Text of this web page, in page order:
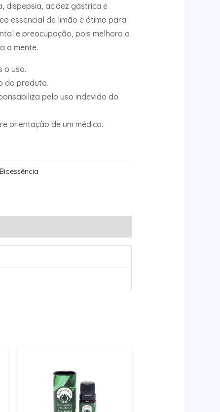
dispepsia, acidez gástrica e
essencial de limão é ótimo para
e preocupação, pois melhora a
a mente.
o uso.
do produto.
pelo uso indevido do
orientação de um médico.